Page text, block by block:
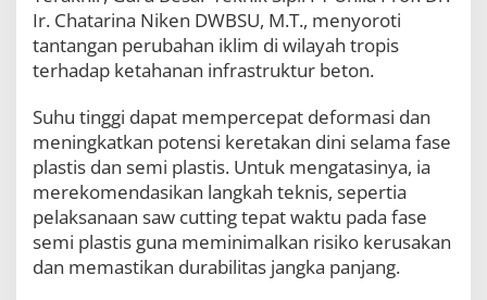
Ir. Chatarina Niken DWBSU, M.T., menyoroti
tantangan perubahan iklim di wilayah tropis
terhadap ketahanan infrastruktur beton.
Suhu tinggi dapat mempercepat deformasi dan
meningkatkan potensi keretakan dini selama fase
plastis dan semi plastis. Untuk mengatasinya, ia
merekomendasikan langkah teknis, sepertia
pelaksanaan saw cutting tepat waktu pada fase
semi plastis guna meminimalkan risiko kerusakan
dan memastikan durabilitas jangka panjang.